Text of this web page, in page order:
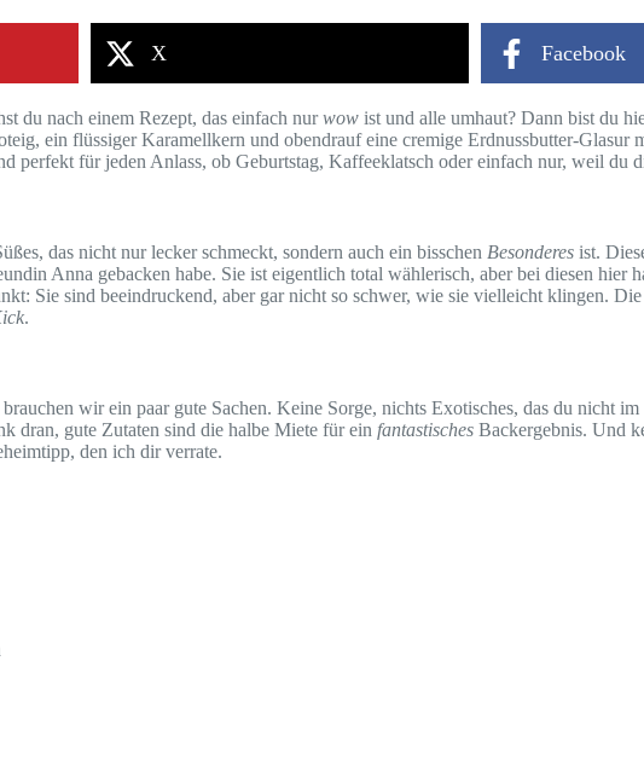
X Facebook
du nach einem Rezept, das einfach nurwow ist und alle umhaut? Dann bist du
ein flüssiger Karamellkern und obendrauf eine cremige Erdnussbutter-Glasur
perfekt für jeden Anlass, ob Geburtstag, Kaffeeklatsch oder einfach nur, weil du
das nicht nur lecker schmeckt, sondern auch ein bisschen Besonderes ist.
Anna gebacken habe. Sie ist eigentlich total wählerisch, aber bei diesen
Sie sind beeindruckend, aber gar nicht so schwer, wie sie vielleicht klingen.
.
brauchen wir ein paar gute Sachen. Keine Sorge, nichts Exotisches, das du nicht
dran, gute Zutaten sind die halbe Miete für ein fantastisches Backergebnis. Und
den ich dir verrate.